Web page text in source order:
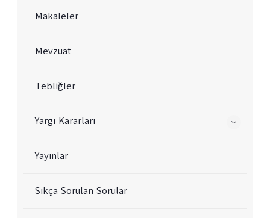
Makaleler
Mevzuat
Tebliğler
Yargı Kararları
Yayınlar
Sıkça Sorulan Sorular